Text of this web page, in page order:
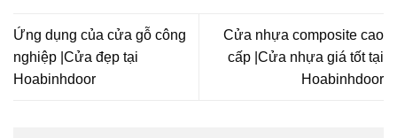
Ứng dụng của cửa gỗ công
nghiệp |Cửa đẹp tại
Hoabinhdoor
Cửa nhựa composite cao
cấp |Cửa nhựa giá tốt tại
Hoabinhdoor